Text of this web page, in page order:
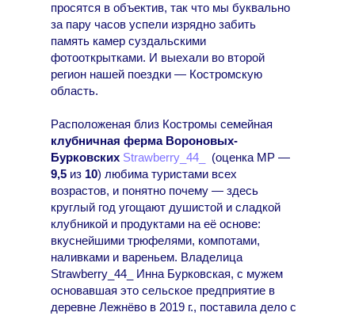
просятся в объектив, так что мы буквально
за пару часов успели изрядно забить
память камер суздальскими
фотооткрытками. И выехали во второй
регион нашей поездки — Костромскую
область.
Расположеная близ Костромы семейная
клубничная ферма Вороновых-
Бурковских Strawberry_44_
(оценка МР —
9,5 из 10) любима туристами всех
возрастов, и понятно почему — здесь
круглый год угощают душистой и сладкой
клубникой и продуктами на её основе:
вкуснейшими трюфелями, компотами,
наливками и вареньем. Владелица
Strawberry_44_ Инна Бурковская, с мужем
основавшая это сельское предприятие в
деревне Лежнёво в 2019 г., поставила дело с